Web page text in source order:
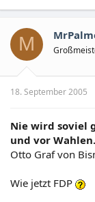
M
18. September 2005
Nie wird soviel
und vor Wahlen.
Otto Graf von
Wie jetzt FDP